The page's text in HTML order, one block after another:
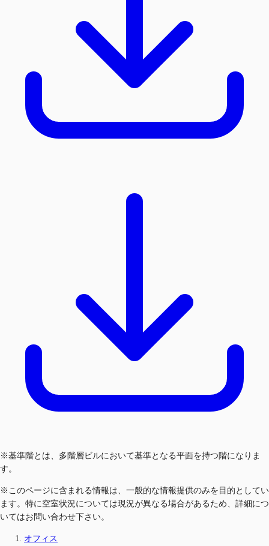
※基準階とは、多階層ビルにおいて基準となる平面を持つ階になりま
す。
※このページに含まれる情報は、一般的な情報提供のみを目的としてい
ます。特に空室状況については現況が異なる場合があるため、詳細につ
いてはお問い合わせ下さい。
オフィス